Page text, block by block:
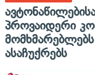
პროვაიდერი
ასაჩუქრებს